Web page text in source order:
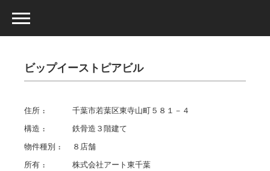
ビップイーストピアビル
住所
千葉市若葉区東寺山町５８１－４
構造
鉄骨造３階建て
物件種別
８店舗
所有
株式会社アート東千葉